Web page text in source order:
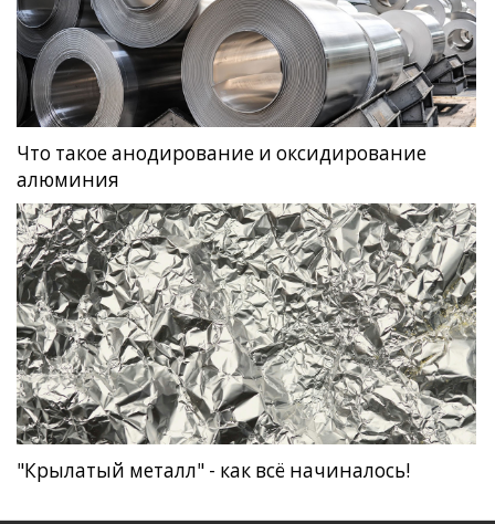
Что такое анодирование и оксидирование
алюминия
"Крылатый металл" - как всё начиналось!